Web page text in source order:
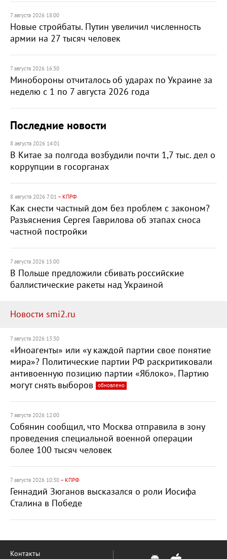
7 августа 2026 18:00
Новые стройбаты. Путин увеличил численность
армии на 27 тысяч человек
7 августа 2026 16:30
Минобороны отчиталось об ударах по Украине за
неделю с 1 по 7 августа 2026 года
Последние новости
8 августа 2026 14:01
В Китае за полгода возбудили почти 1,7 тыс. дел о
коррупции в госорганах
8 августа 2026 7:01 – КПРФ
Как снести частный дом без проблем с законом?
Разъяснения Сергея Гаврилова об этапах сноса
частной постройки
7 августа 2026 15:00
В Польше предложили сбивать российские
баллистические ракеты над Украиной
Новости smi2.ru
7 августа 2026 13:30
«Иноагенты» или «у каждой партии свое понятие
мира»? Политические партии РФ раскритиковали
антивоенную позицию партии «Яблоко». Партию
могут снять выборов
обновлено
7 августа 2026 12:00
Собянин сообщил, что Москва отправила в зону
проведения специальной военной операции
более 100 тысяч человек
7 августа 2026 10:30 – КПРФ
Геннадий Зюганов высказался о роли Иосифа
Сталина в Победе
Контакты